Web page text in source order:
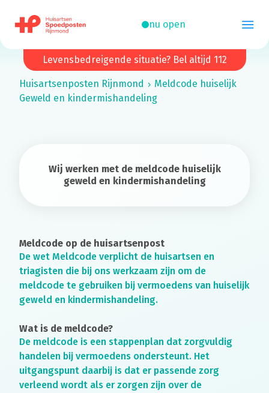
nu open
Levensbedreigende situatie? Bel altijd 112
Huisartsenposten Rijnmond
Meldcode huiselijk
Geweld en kindermishandeling
Wij werken met de meldcode huiselijk
geweld en kindermishandeling
Meldcode op de huisartsenpost
De wet Meldcode verplicht de huisartsen en
triagisten die bij ons werkzaam zijn om de
meldcode te gebruiken bij vermoedens van huiselijk
geweld en kindermishandeling.
Wat is de meldcode?
De meldcode is een stappenplan dat zorgvuldig
handelen bij vermoedens ondersteunt. Het
uitgangspunt daarbij is dat er passende zorg
verleend wordt als er zorgen zijn over de